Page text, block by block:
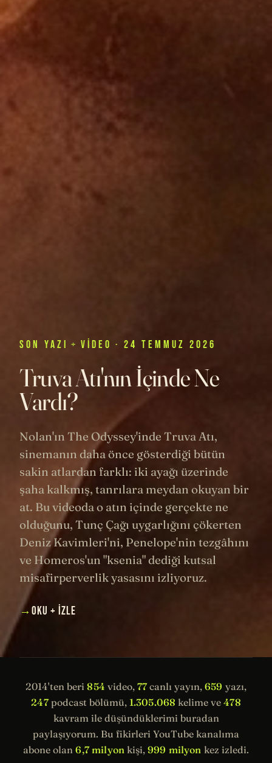
SON YAZI + VIDEO · 24 TEMMUZ 2026
Truva Atı'nın İçinde Ne
Vardı?
Nolan'ın The Odyssey'inde Truva Atı,
sinemanın daha önce gösterdiği bütün
sakin atlardan farklı: iki ayağı üzerinde
şaha kalkmış, tanrılara meydan okuyan bir
at. Bu videoda o atın içinde gerçekte ne
olduğunu, Tunç Çağı uygarlığını çökerten
Deniz Kavimleri'ni, Penelope'nin tezgâhını
ve Homeros'un "ksenia" dediği kutsal
misafirperverlik yasasını izliyoruz.
→ OKU + İZLE
2014'ten beri854 video, 77canlı yayın,659 yazı,
247podcast bölümü, 1.305.068 kelime ve478
kavram ile düşündüklerimi buradan
paylaşıyorum. Bu fikirleri YouTube kanalıma
abone olan6,7 milyon kişi, 999 milyon kez izledi.